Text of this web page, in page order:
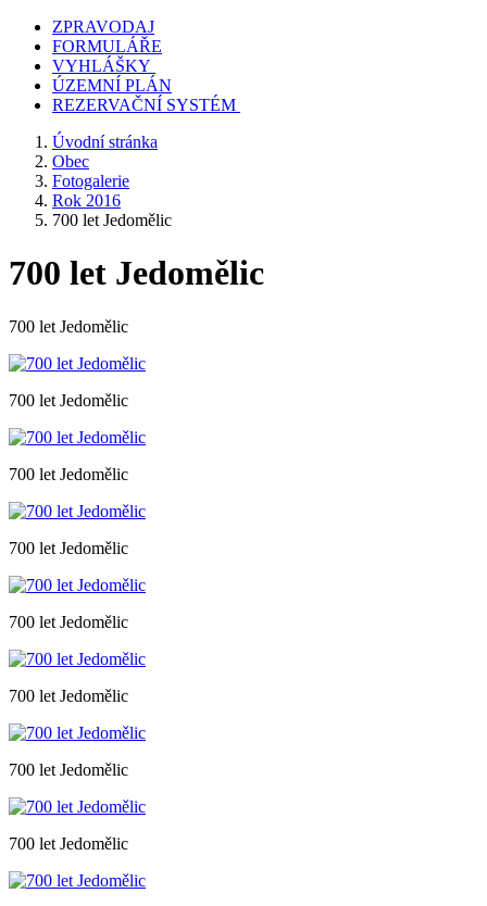
ZPRAVODAJ
FORMULÁŘE
VYHLÁŠKY
ÚZEMNÍ PLÁN
REZERVAČNÍ SYSTÉM
Úvodní stránka
Obec
Fotogalerie
Rok 2016
700 let Jedomělic
700 let Jedomělic
700 let Jedomělic
700 let Jedomělic
700 let Jedomělic
700 let Jedomělic
700 let Jedomělic
700 let Jedomělic
700 let Jedomělic
700 let Jedomělic